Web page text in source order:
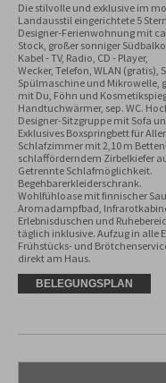
Die stilvolle und exklusive im
Landausstil eingerichtete 5
Designer-Ferienwohnung mit
Stock, großer sonniger
Kabel - TV, Radio, CD - Player,
Wecker, Telefon, WLAN (gratis),
Spülmaschine und Mikrowelle,
mit Du, Föhn und
Handtuchwärmer, sep. WC.
Designer-Sitzgruppe mit Sofa
Exklusives Boxspringbett für
Schlafzimmer mit 2,10 m
schlafförderndem Zirbelkiefer
Getrennte Schlafmöglichkeit.
Begehbarerkleiderschrank.
Wohlfühloase mit finnischer
Aromadampfbad,
Erlebnisduschen und
täglich inklusive. Aufzug in alle
Frühstücks- und
direkt am Haus.
BELEGUNGSPLAN